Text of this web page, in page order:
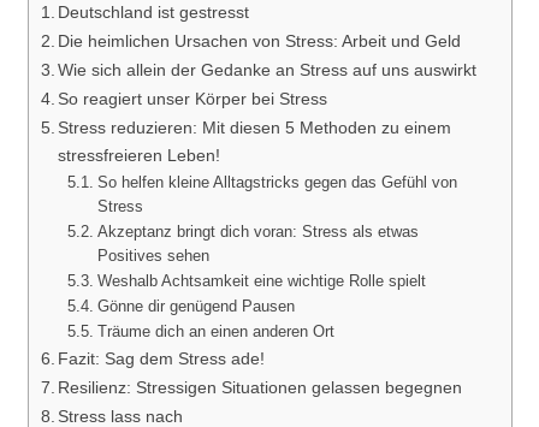
Deutschland ist gestresst
Die heimlichen Ursachen von Stress: Arbeit und Geld
Wie sich allein der Gedanke an Stress auf uns auswirkt
So reagiert unser Körper bei Stress
Stress reduzieren: Mit diesen 5 Methoden zu einem
stressfreieren Leben!
So helfen kleine Alltagstricks gegen das Gefühl von
Stress
Akzeptanz bringt dich voran: Stress als etwas
Positives sehen
Weshalb Achtsamkeit eine wichtige Rolle spielt
Gönne dir genügend Pausen
Träume dich an einen anderen Ort
Fazit: Sag dem Stress ade!
Resilienz: Stressigen Situationen gelassen begegnen
Stress lass nach